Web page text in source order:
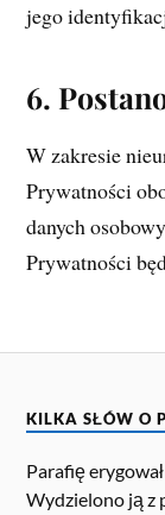
jego
6.
W zakresie
Prywatności
danych
Prywatności
KILKA SŁÓW O
Parafię
Wydzielono ją z